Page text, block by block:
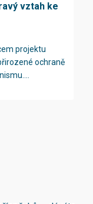
vztah ke
projektu
ochraně